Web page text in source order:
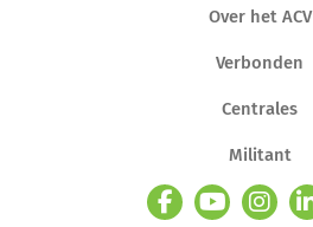
Over het ACV
Verbonden
Centrales
Militant